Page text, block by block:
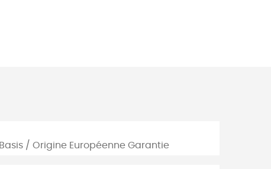
/ Origine Européenne Garantie